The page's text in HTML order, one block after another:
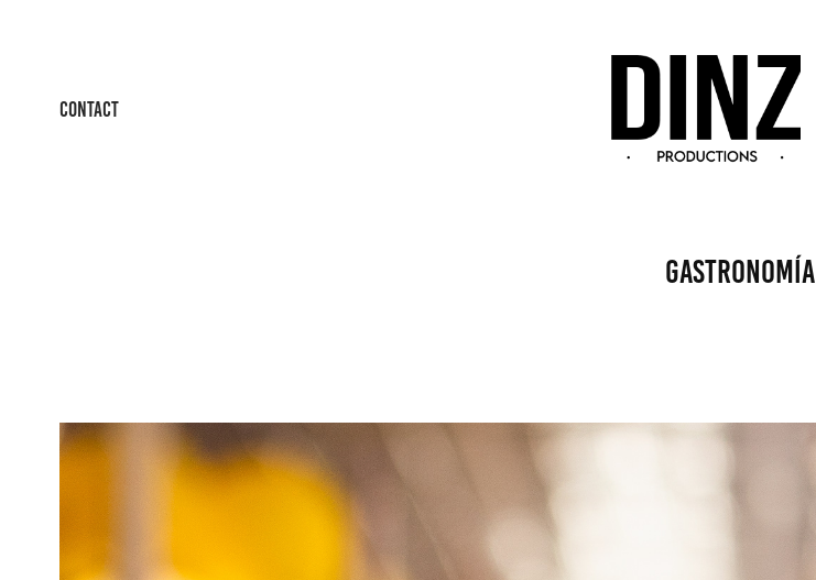
CONTACT
Gastronomía